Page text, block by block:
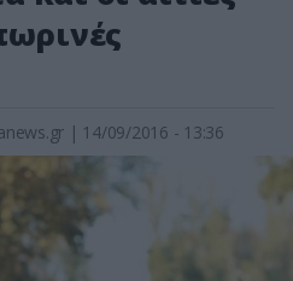
| 14/09/2016 - 13:36